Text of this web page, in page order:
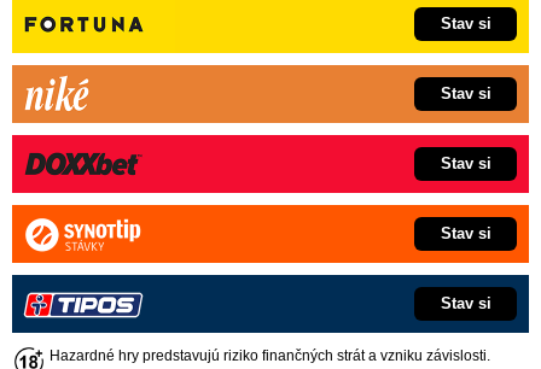
Stav si
Stav si
Stav si
Stav si
Stav si
Hazardné hry predstavujú riziko finančných strát a vzniku závislosti.